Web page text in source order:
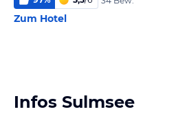
Zum Hotel
Infos Sulmsee